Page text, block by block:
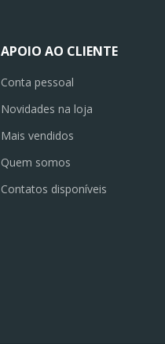
APOIO AO CLIENTE
Conta pessoal
Novidades na loja
Mais vendidos
Quem somos
Contatos disponíveis